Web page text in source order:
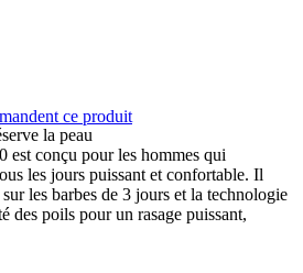
ce produit
la peau
est conçu pour les hommes qui
les jours puissant et confortable. Il
les barbes de 3 jours et la technologie
des poils pour un rasage puissant,